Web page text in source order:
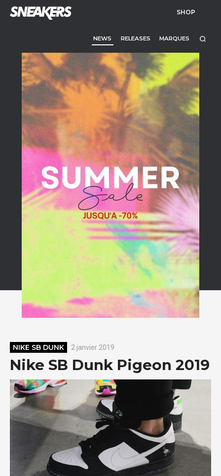
SHOP
NEWS RELEASES MARQUES
NIKE SB DUNK 2 janvier 2019
Nike SB Dunk Pigeon 2019